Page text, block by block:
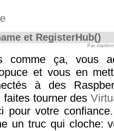
et RegisterHub()
Par
comme ça, vous
et vous en
à des
faites tourner des
pour votre
un truc qui cloche: